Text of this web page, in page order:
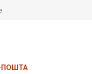
ПОШТА